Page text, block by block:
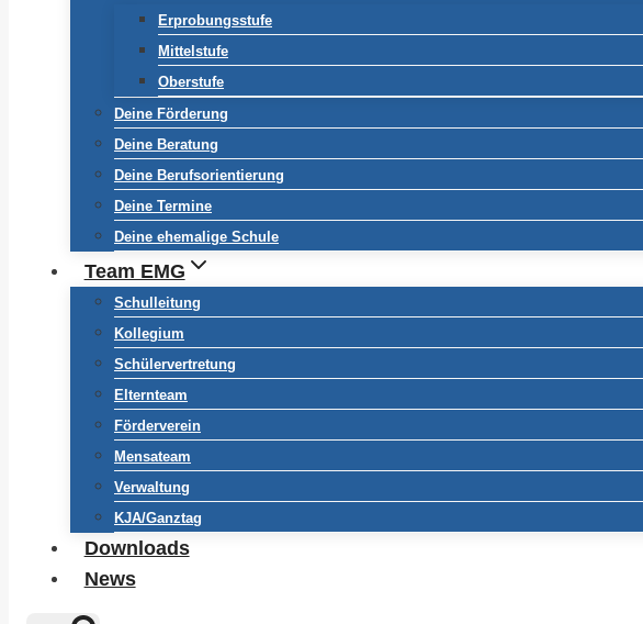
Erprobungsstufe
Mittelstufe
Oberstufe
Deine Förderung
Deine Beratung
Deine Berufsorientierung
Deine Termine
Deine ehemalige Schule
Team EMG
Schulleitung
Kollegium
Schülervertretung
Elternteam
Förderverein
Mensateam
Verwaltung
KJA/Ganztag
Downloads
News